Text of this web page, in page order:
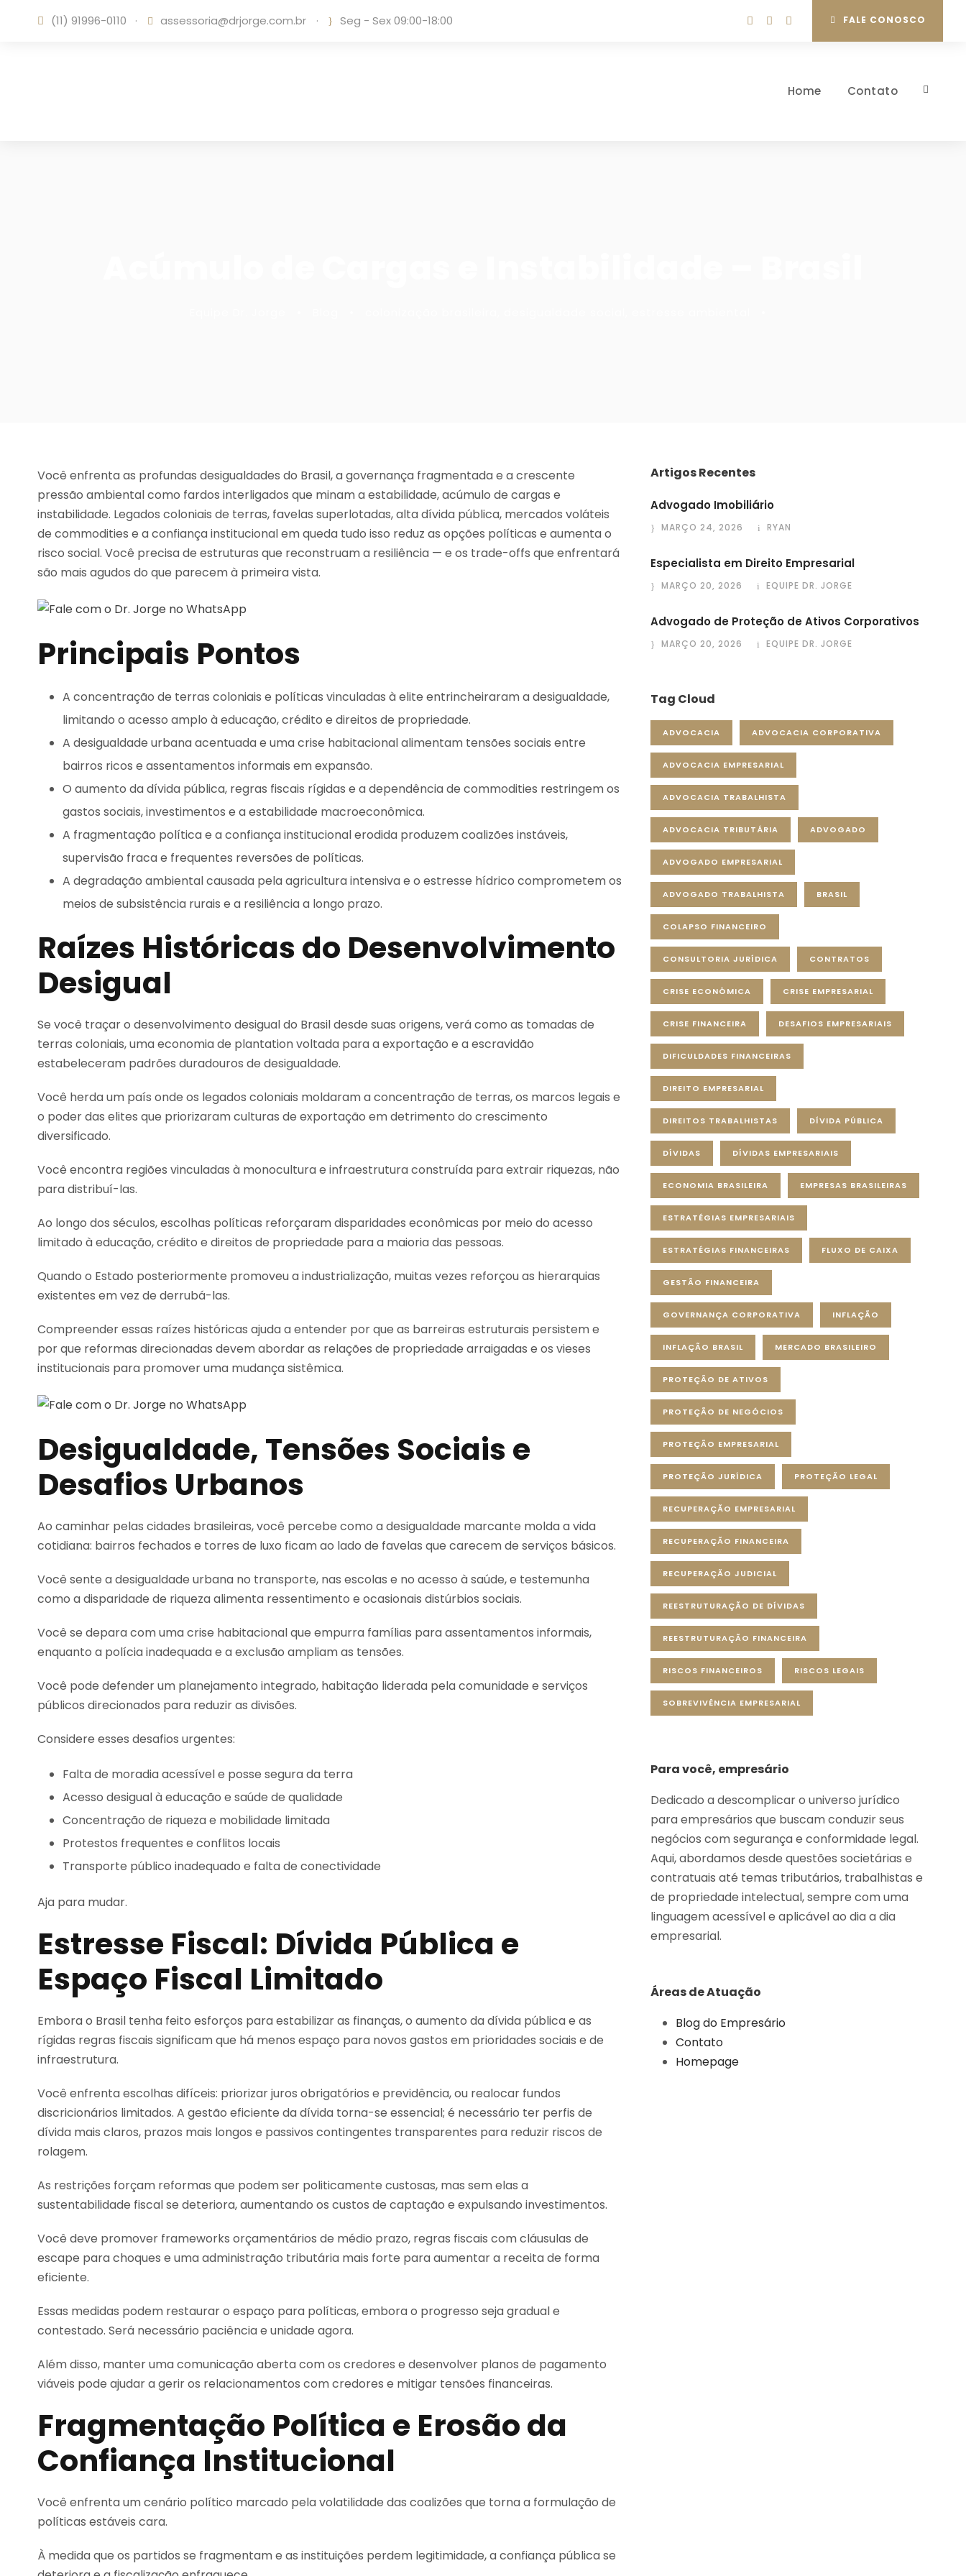
(11) 91996-0110 · assessoria@drjorge.com.br · Seg - Sex 09:00-18:00 FALE CONOSCO
Home Contato
Você enfrenta as profundas desigualdades do Brasil, a governança fragmentada e a crescente
pressão ambiental como fardos interligados que minam a estabilidade, acúmulo de cargas e
instabilidade. Legados coloniais de terras, favelas superlotadas, alta dívida pública, mercados voláteis
de commodities e a confiança institucional em queda tudo isso reduz as opções políticas e aumenta o
risco social. Você precisa de estruturas que reconstruam a resiliência — e os trade-offs que enfrentará
são mais agudos do que parecem à primeira vista.
Principais Pontos
A concentração de terras coloniais e políticas vinculadas à elite entrincheiraram a desigualdade,
limitando o acesso amplo à educação, crédito e direitos de propriedade.
A desigualdade urbana acentuada e uma crise habitacional alimentam tensões sociais entre
bairros ricos e assentamentos informais em expansão.
O aumento da dívida pública, regras fiscais rígidas e a dependência de commodities restringem os
gastos sociais, investimentos e a estabilidade macroeconômica.
A fragmentação política e a confiança institucional erodida produzem coalizões instáveis,
supervisão fraca e frequentes reversões de políticas.
A degradação ambiental causada pela agricultura intensiva e o estresse hídrico comprometem os
meios de subsistência rurais e a resiliência a longo prazo.
Raízes Históricas do Desenvolvimento
Desigual
Se você traçar o desenvolvimento desigual do Brasil desde suas origens, verá como as tomadas de
terras coloniais, uma economia de plantation voltada para a exportação e a escravidão
estabeleceram padrões duradouros de desigualdade.
Você herda um país onde os legados coloniais moldaram a concentração de terras, os marcos legais e
o poder das elites que priorizaram culturas de exportação em detrimento do crescimento
diversificado.
Você encontra regiões vinculadas à monocultura e infraestrutura construída para extrair riquezas, não
para distribuí-las.
Ao longo dos séculos, escolhas políticas reforçaram disparidades econômicas por meio do acesso
limitado à educação, crédito e direitos de propriedade para a maioria das pessoas.
Quando o Estado posteriormente promoveu a industrialização, muitas vezes reforçou as hierarquias
existentes em vez de derrubá-las.
Compreender essas raízes históricas ajuda a entender por que as barreiras estruturais persistem e
por que reformas direcionadas devem abordar as relações de propriedade arraigadas e os vieses
institucionais para promover uma mudança sistêmica.
Desigualdade, Tensões Sociais e
Desafios Urbanos
Ao caminhar pelas cidades brasileiras, você percebe como a desigualdade marcante molda a vida
cotidiana: bairros fechados e torres de luxo ficam ao lado de favelas que carecem de serviços básicos.
Você sente a desigualdade urbana no transporte, nas escolas e no acesso à saúde, e testemunha
como a disparidade de riqueza alimenta ressentimento e ocasionais distúrbios sociais.
Você se depara com uma crise habitacional que empurra famílias para assentamentos informais,
enquanto a polícia inadequada e a exclusão ampliam as tensões.
Você pode defender um planejamento integrado, habitação liderada pela comunidade e serviços
públicos direcionados para reduzir as divisões.
Considere esses desafios urgentes:
Falta de moradia acessível e posse segura da terra
Acesso desigual à educação e saúde de qualidade
Concentração de riqueza e mobilidade limitada
Protestos frequentes e conflitos locais
Transporte público inadequado e falta de conectividade
Aja para mudar.
Estresse Fiscal: Dívida Pública e
Espaço Fiscal Limitado
Embora o Brasil tenha feito esforços para estabilizar as finanças, o aumento da dívida pública e as
rígidas regras fiscais significam que há menos espaço para novos gastos em prioridades sociais e de
infraestrutura.
Você enfrenta escolhas difíceis: priorizar juros obrigatórios e previdência, ou realocar fundos
discricionários limitados. A gestão eficiente da dívida torna-se essencial; é necessário ter perfis de
dívida mais claros, prazos mais longos e passivos contingentes transparentes para reduzir riscos de
rolagem.
As restrições forçam reformas que podem ser politicamente custosas, mas sem elas a
sustentabilidade fiscal se deteriora, aumentando os custos de captação e expulsando investimentos.
Você deve promover frameworks orçamentários de médio prazo, regras fiscais com cláusulas de
escape para choques e uma administração tributária mais forte para aumentar a receita de forma
eficiente.
Essas medidas podem restaurar o espaço para políticas, embora o progresso seja gradual e
contestado. Será necessário paciência e unidade agora.
Além disso, manter uma comunicação aberta com os credores e desenvolver planos de pagamento
viáveis pode ajudar a gerir os relacionamentos com credores e mitigar tensões financeiras.
Fragmentação Política e Erosão da
Confiança Institucional
Você enfrenta um cenário político marcado pela volatilidade das coalizões que torna a formulação de
políticas estáveis cara.
À medida que os partidos se fragmentam e as instituições perdem legitimidade, a confiança pública se
Artigos Recentes
Advogado Imobiliário
MARÇO 24, 2026 RYAN
Especialista em Direito Empresarial
MARÇO 20, 2026 EQUIPE DR. JORGE
Advogado de Proteção de Ativos Corporativos
MARÇO 20, 2026 EQUIPE DR. JORGE
Tag Cloud
ADVOCACIA ADVOCACIA CORPORATIVA
ADVOCACIA EMPRESARIAL
ADVOCACIA TRABALHISTA
ADVOCACIA TRIBUTÁRIA ADVOGADO
ADVOGADO EMPRESARIAL
ADVOGADO TRABALHISTA BRASIL
COLAPSO FINANCEIRO
CONSULTORIA JURÍDICA CONTRATOS
CRISE ECONÔMICA CRISE EMPRESARIAL
CRISE FINANCEIRA DESAFIOS EMPRESARIAIS
DIFICULDADES FINANCEIRAS
DIREITO EMPRESARIAL
DIREITOS TRABALHISTAS DÍVIDA PÚBLICA
DÍVIDAS DÍVIDAS EMPRESARIAIS
ECONOMIA BRASILEIRA EMPRESAS BRASILEIRAS
ESTRATÉGIAS EMPRESARIAIS
ESTRATÉGIAS FINANCEIRAS FLUXO DE CAIXA
GESTÃO FINANCEIRA
GOVERNANÇA CORPORATIVA INFLAÇÃO
INFLAÇÃO BRASIL MERCADO BRASILEIRO
PROTEÇÃO DE ATIVOS
PROTEÇÃO DE NEGÓCIOS
PROTEÇÃO EMPRESARIAL
PROTEÇÃO JURÍDICA PROTEÇÃO LEGAL
RECUPERAÇÃO EMPRESARIAL
RECUPERAÇÃO FINANCEIRA
RECUPERAÇÃO JUDICIAL
REESTRUTURAÇÃO DE DÍVIDAS
REESTRUTURAÇÃO FINANCEIRA
RISCOS FINANCEIROS RISCOS LEGAIS
SOBREVIVÊNCIA EMPRESARIAL
Para você, empresário
Dedicado a descomplicar o universo jurídico
para empresários que buscam conduzir seus
negócios com segurança e conformidade legal.
Aqui, abordamos desde questões societárias e
contratuais até temas tributários, trabalhistas e
de propriedade intelectual, sempre com uma
linguagem acessível e aplicável ao dia a dia
empresarial.
Áreas de Atuação
Blog do Empresário
Contato
Homepage